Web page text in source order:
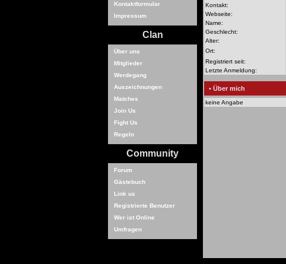
Kontaktformular
Impressum
Clan
Über uns
Mitglieder
Werdegang
Auszeichnungen
Matches
Join Us
Fight Us
Regeln
Community
Forum
Gästebuch
Link us
Registrierte Benutzer
Wer ist Online
Umfragen
Kontakt:
Webseite:
Name:
Geschlecht:
Alter:
Ort:
Registriert seit:
Letzte Anmeldung:
• Über mich
keine Angabe